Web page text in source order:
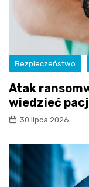
Bezpieczeństwo
Atak
wiedzieć
30 lipca 2026